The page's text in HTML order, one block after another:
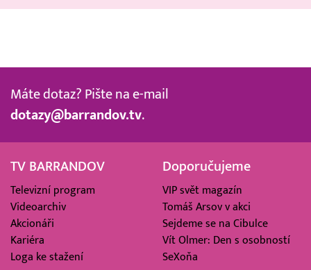
Máte dotaz? Pište na e-mail
dotazy@barrandov.tv.
TV BARRANDOV
Televizní program
Videoarchiv
Akcionáři
Kariéra
Loga ke stažení
Doporučujeme
VIP svět magazín
Tomáš Arsov v akci
Sejdeme se na Cibulce
Vít Olmer: Den s osobností
SeXoňa